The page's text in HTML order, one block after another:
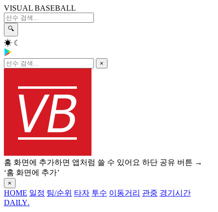
VISUAL BASEBALL
🔍
☀ ☾
×
홈 화면에 추가하면 앱처럼 쓸 수 있어요 하단 공유 버튼 →
‘홈 화면에 추가’
×
HOME 일정 팀/순위 타자 투수 이동거리 관중 경기시간
DAILY.